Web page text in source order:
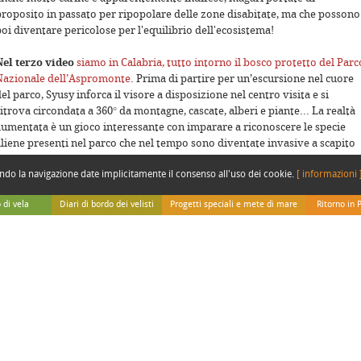
only For development purposes only
in passato per ripopolare delle zone disabitate, ma che possono
diventare pericolose per l'equilibrio dell'ecosistema!
terzo video siamo in Calabria, tutto intorno il bosco protetto del
dell’Aspromonte. Prima di partire per un’escursione nel cuore
parco, Syusy inforca il visore a disposizione nel centro visita e si
circondata a 360° da montagne, cascate, alberi e piante... La realtà
è un gioco interessante con imparare a riconoscere le specie
presenti nel parco che nel tempo sono diventate invasive a scapito
Lucano Val d'Agri Lagonegrese, e ne esplora virtualmente
di vela Diari di bordo dei velisti Progetti speciali e mete di mare Ritorno in
la navigazione date implicitamente il consenso all'uso dei cookie. [ informazioni ]